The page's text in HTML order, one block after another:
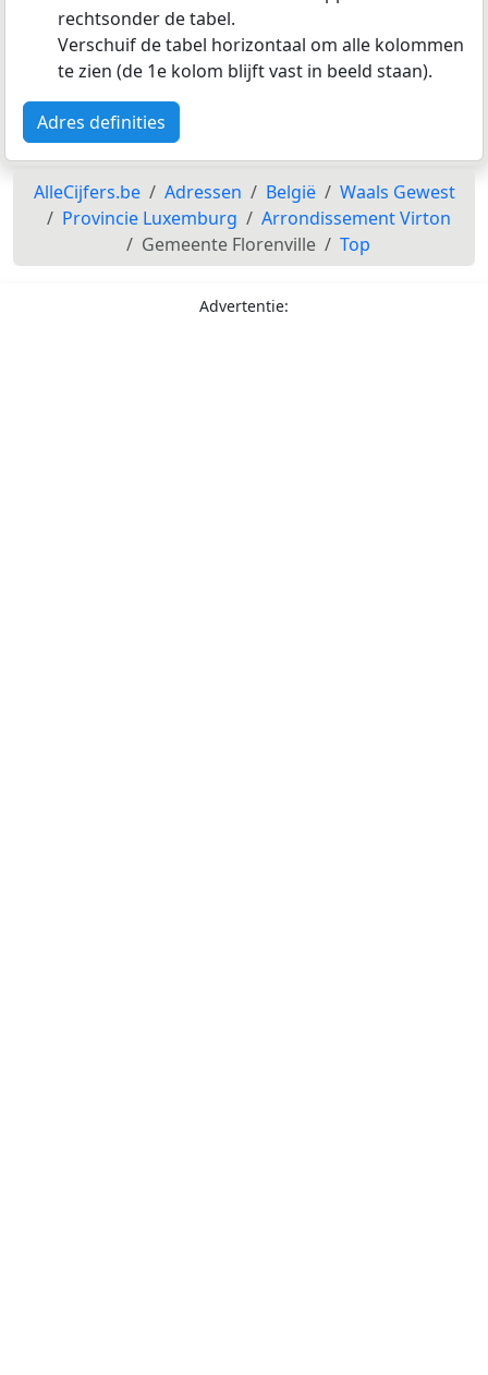
rechtsonder de tabel.
Verschuif de tabel horizontaal om alle kolommen
te zien (de 1e kolom blijft vast in beeld staan).
Adres definities
AlleCijfers.be Adressen België
Waals Gewest
Provincie Luxemburg
Arrondissement Virton
Gemeente Florenville
Top
Advertentie: